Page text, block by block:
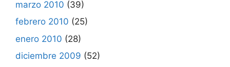
marzo 2010 (39)
febrero 2010 (25)
enero 2010 (28)
diciembre 2009 (52)